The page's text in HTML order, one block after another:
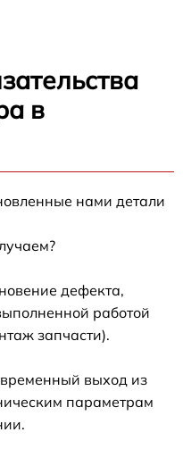
в
нами детали
дефекта,
работой
запчасти).
выход из
параметрам